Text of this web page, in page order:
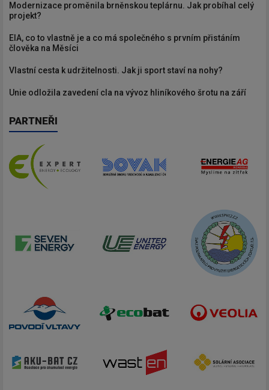
Modernizace proměnila brněnskou teplárnu. Jak probíhal celý
projekt?
EIA, co to vlastně je a co má společného s prvním přistáním
člověka na Měsíci
Vlastní cesta k udržitelnosti. Jak ji sport staví na nohy?
Unie odložila zavedení cla na vývoz hliníkového šrotu na září
PARTNEŘI